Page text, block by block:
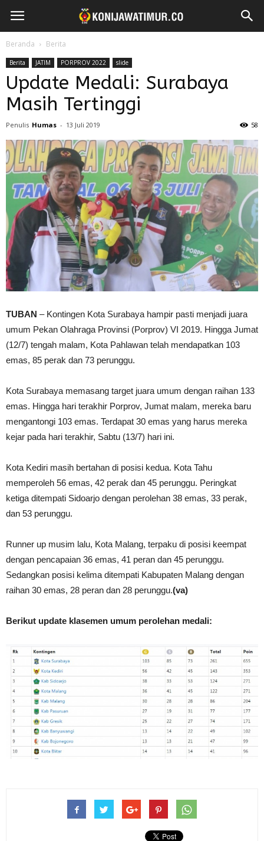
Beranda Berita
Berita JATIM PORPROV 2022 slide
Update Medali: Surabaya
Masih Tertinggi
Penulis Humas - 13 Juli 2019 58
TUBAN – Kontingen Kota Surabaya hampir pasti menjadi juara
umum Pekan Olahraga Provinsi (Porprov) VI 2019. Hingga Jumat
(12/7) tengah malam, Kota Pahlawan telah mendapatkan 103
emas, 85 perak dan 73 perunggu.
Kota Surabaya memasang target juara umum dengan raihan 133
emas. Hingga hari terakhir Porprov, Jumat malam, mereka baru
mengantongi 103 emas. Terdapat 30 emas yang harus mereka
kejar pada hari terakhir, Sabtu (13/7) hari ini.
Kota Kediri masih bertahan di posisi kedua. Kota Tahu
memperoleh 56 emas, 42 perak dan 45 perunggu. Peringkat
ketiga ditempati Sidoarjo dengan perolehan 38 emas, 33 perak,
dan 53 perunggu.
Runner up musim lalu, Kota Malang, terpaku di posisi keempat
dengan pencapaian 36 emas, 41 peran dan 45 perunggu.
Sedangkan posisi kelima ditempati Kabupaten Malang dengan
raihan 30 emas, 28 peran dan 28 perunggu.(va)
Berikut update klasemen umum perolehan medali: